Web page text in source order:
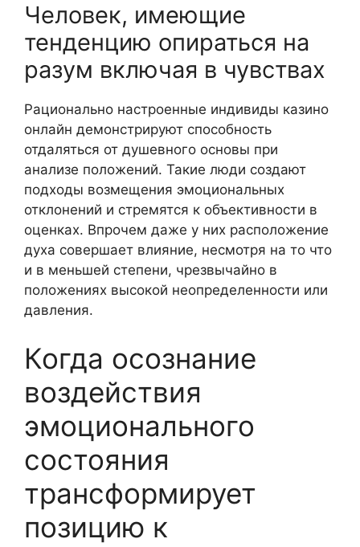
Человек, имеющие
тенденцию опираться на
разум включая в чувствах
Рационально настроенные индивиды казино
онлайн демонстрируют способность
отдаляться от душевного основы при
анализе положений. Такие люди создают
подходы возмещения эмоциональных
отклонений и стремятся к объективности в
оценках. Впрочем даже у них расположение
духа совершает влияние, несмотря на то что
и в меньшей степени, чрезвычайно в
положениях высокой неопределенности или
давления.
Когда осознание
воздействия
эмоционального
состояния
трансформирует
позицию к